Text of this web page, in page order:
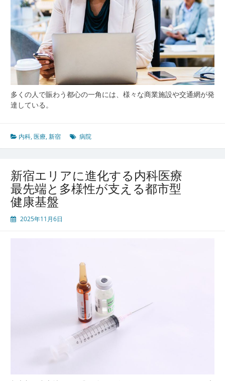
多くの人で賑わう都心の一角には、様々な商業施設や交通網が発
達している。
内科,医療,新宿 病院
新宿エリアに進化する内科医療
最先端と多様性が支える都市型
健康基盤
2025年11月6日